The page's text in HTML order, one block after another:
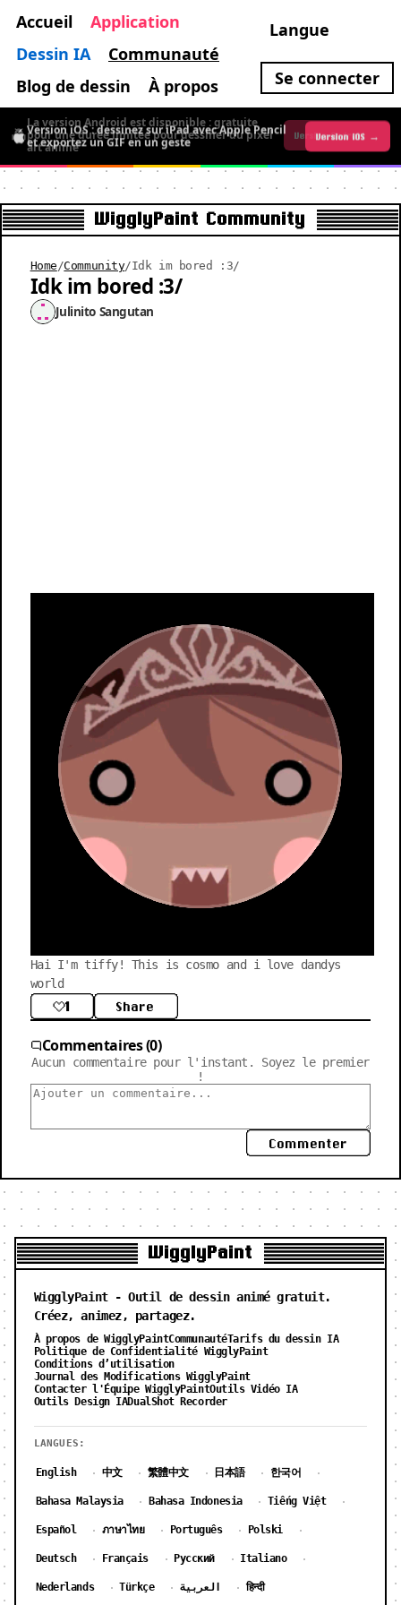
Accueil
Application
Dessin IA
Communauté
Blog de dessin
À propos
Langue
Se connecter
La version Android est disponible : gratuite
pour une durée limitée pour dessiner du pixel
art animé
Version Android →
Version iOS : dessinez sur iPad avec Apple Pencil
et exportez un GIF en un geste
Version iOS →
WigglyPaint Community
Home /Community/Idk im bored :3/
Idk im bored :3/
Julinito Sangutan
Hai I'm tiffy! This is cosmo and i love dandys
world
1 Share
Commentaires (0)
Aucun commentaire pour l'instant. Soyez le premier
!
Commenter
WigglyPaint
WigglyPaint - Outil de dessin animé gratuit.
Créez, animez, partagez.
À propos de WigglyPaintCommunautéTarifs du dessin IA
Politique de Confidentialité WigglyPaint
Conditions d’utilisation
Journal des Modifications WigglyPaint
Contacter l'Équipe WigglyPaintOutils Vidéo IA
Outils Design IADualShot Recorder
LANGUES:
English · 中文 · 繁體中文 · 日本語 · 한국어 ·
Bahasa Malaysia · Bahasa Indonesia · Tiếng Việt ·
Español · ภาษาไทย · Português · Polski ·
Deutsch · Français · Русский · Italiano ·
Nederlands · Türkçe · العربية · हिन्दी